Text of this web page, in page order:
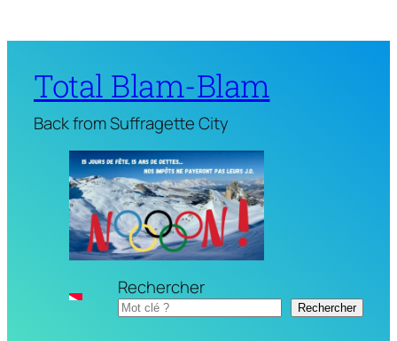
Total Blam-Blam
Back from Suffragette City
Rechercher
Rechercher